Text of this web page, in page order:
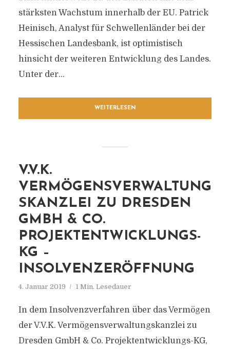
stärksten Wachstum innerhalb der EU. Patrick
Heinisch, Analyst für Schwellenländer bei der
Hessischen Landesbank, ist optimistisch
hinsicht der weiteren Entwicklung des Landes.
Unter der...
WEITERLESEN
V.V.K.
VERMÖGENSVERWALTUNG
SKANZLEI ZU DRESDEN
GMBH & CO.
PROJEKTENTWICKLUNGS-
KG –
INSOLVENZERÖFFNUNG
4. Januar 2019 1 Min. Lesedauer
In dem Insolvenzverfahren über das Vermögen
der V.V.K. Vermögensverwaltungskanzlei zu
Dresden GmbH & Co. Projektentwicklungs-KG,